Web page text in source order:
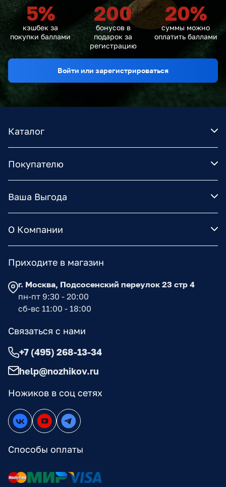
5%
кэшбек за
покупки баллами
200
бонусов в
подарок за
регистрацию
20%
суммы можно
оплатить баллами
Войти или зарегистрироваться
Каталог
Покупателю
Ваша Выгода
О Компании
Ножиков в соц сетях
Способы оплаты
Приходите в магазин
г. Москва, Подсосенский переулок 23 стр 4
пн-пт 9:30 - 20:00
сб-вс 11:00 - 18:00
Связаться с нами
+7 (495) 268-13-34
help@nozhikov.ru